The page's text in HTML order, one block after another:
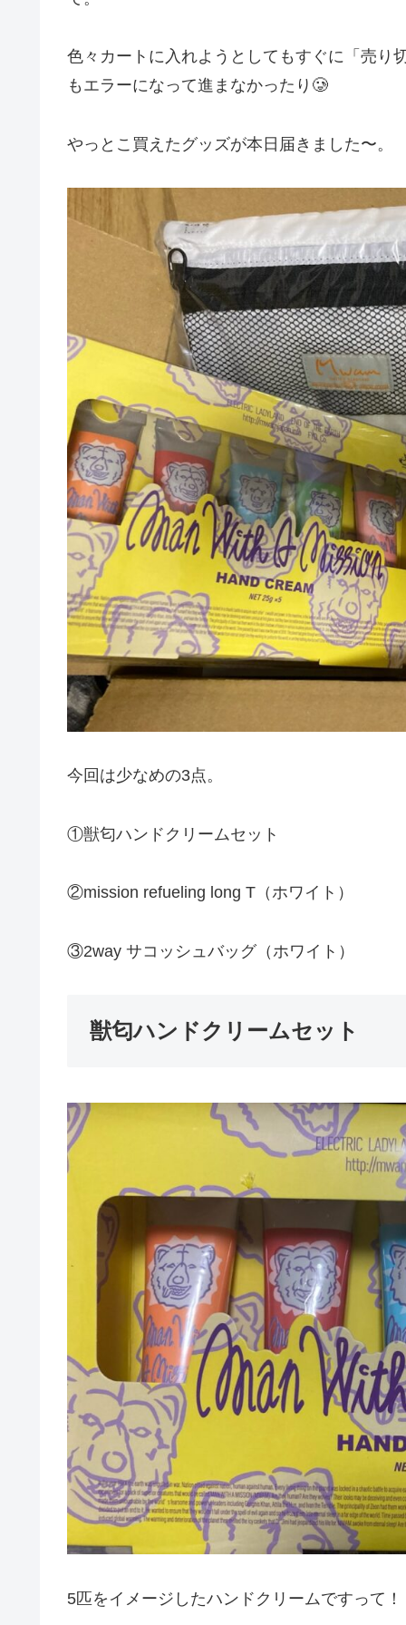
色々カートに入れようとしてもすぐに「売り
もエラーになって進まなかったり🥲
やっとこ買えたグッズが本日届きました〜。
今回は少なめの3点。
①獣匂ハンドクリームセット
②mission refueling long T（ホワイト）
③2way サコッシュバッグ（ホワイト）
獣匂ハンドクリームセット
5匹をイメージしたハンドクリームですって！